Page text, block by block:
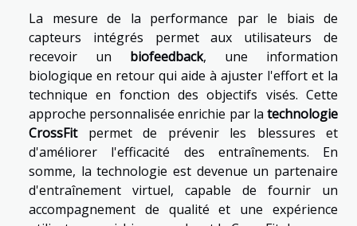
La mesure de la performance par le biais de
capteurs intégrés permet aux utilisateurs de
recevoir un biofeedback, une information
biologique en retour qui aide à ajuster l'effort et la
technique en fonction des objectifs visés. Cette
approche personnalisée enrichie par la technologie
CrossFitpermet de prévenir les blessures et
d'améliorer l'efficacité des entraînements. En
somme, la technologie est devenue un partenaire
d'entraînement virtuel, capable de fournir un
accompagnement de qualité et une expérience